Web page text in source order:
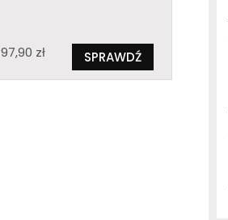
97,90 zł SPRAWDŹ